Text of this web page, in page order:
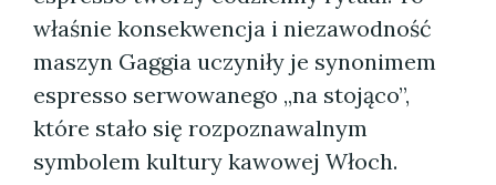
właśnie konsekwencja i niezawodność
maszyn Gaggia uczyniły je synonimem
espresso serwowanego „na stojąco”,
które stało się rozpoznawalnym
symbolem kultury kawowej Włoch.